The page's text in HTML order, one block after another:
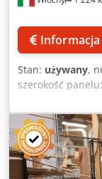
Stan: używany,
szerokość
mm Djdpfozqz N
agregatów: 4